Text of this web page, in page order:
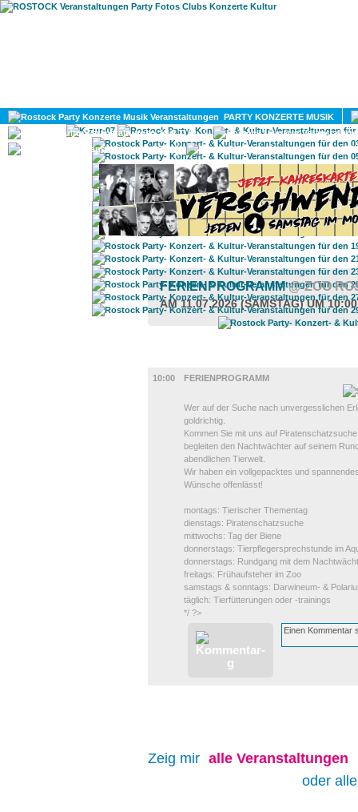
PARTY KONZERTE MUSIK
KULTUR
GAY
FERIENPROGRAMM@ ZOO
AM 11.07.2026 (SAMSTAG) UM
10:00
FERIENPROGRAMM
Wer auf der Suche nach unvergesslichen
goldrichtig.
Kommen Sie mit uns auf
begleiten den Nachtwächter auf seinem
abendlichen Tierwelt.
Wir haben ein vollgepacktes und
Wünsche offenlässt!
montags: Tierischer Thementag
dienstags: Piratenschatzsuche
mittwochs: Tag der Biene
donnerstags: Tierpflegersprechstunde im
donnerstags: Rundgang mit dem
freitags: Frühaufsteher im Zoo
samstags & sonntags: Darwineum- &
täglich: Tierfütterungen oder -trainings
*/ ?>
Zeig mir alle Veranstaltungen
oder